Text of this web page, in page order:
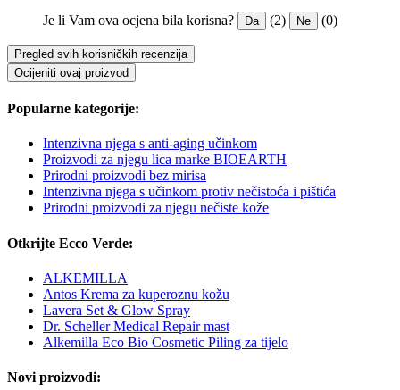
Je li Vam ova ocjena bila korisna? Da (2) Ne (0)
Pregled svih korisničkih recenzija
Ocijeniti ovaj proizvod
Popularne kategorije:
Intenzivna njega s anti-aging učinkom
Proizvodi za njegu lica marke BIOEARTH
Prirodni proizvodi bez mirisa
Intenzivna njega s učinkom protiv nečistoća i pištića
Prirodni proizvodi za njegu nečiste kože
Otkrijte Ecco Verde:
ALKEMILLA
Antos Krema za kuperoznu kožu
Lavera Set & Glow Spray
Dr. Scheller Medical Repair mast
Alkemilla Eco Bio Cosmetic Piling za tijelo
Novi proizvodi: